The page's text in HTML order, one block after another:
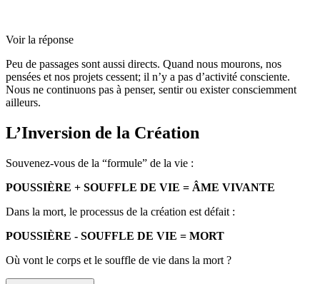
Voir la réponse
Peu de passages sont aussi directs. Quand nous mourons, nos
pensées et nos projets cessent; il n’y a pas d’activité consciente.
Nous ne continuons pas à penser, sentir ou exister consciemment
ailleurs.
L’Inversion de la Création
Souvenez-vous de la “formule” de la vie :
POUSSIÈRE + SOUFFLE DE VIE = ÂME VIVANTE
Dans la mort, le processus de la création est défait :
POUSSIÈRE - SOUFFLE DE VIE = MORT
Où vont le corps et le souffle de vie dans la mort ?